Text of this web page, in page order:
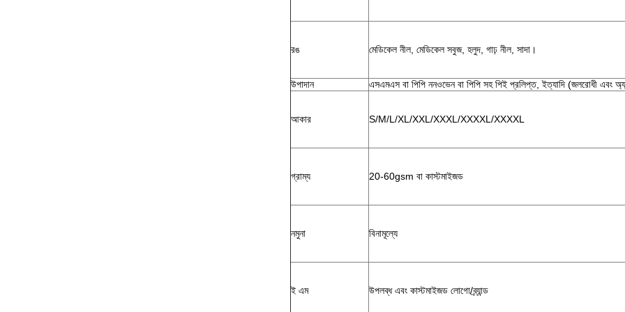
রঙ মেডিকেল নীল, মেডিকেল সবুজ, হলুদ, গাঢ় নীল, সাদা।
উপাদান এসএমএস বা পিপি ননওভেন বা পিপি সহ পিই প্রলিপ্ত, ইত্যাদি (জলরোধী এবং
আকার S/M/L/XL/XXL/XXXL/XXXXL/XXXXL
গ্রাম্য 20-60gsm বা কাস্টমাইজড
নমুনা বিনামূল্যে
ই এম উপলব্ধ এবং কাস্টমাইজড লোগো/ব্র্যান্ড